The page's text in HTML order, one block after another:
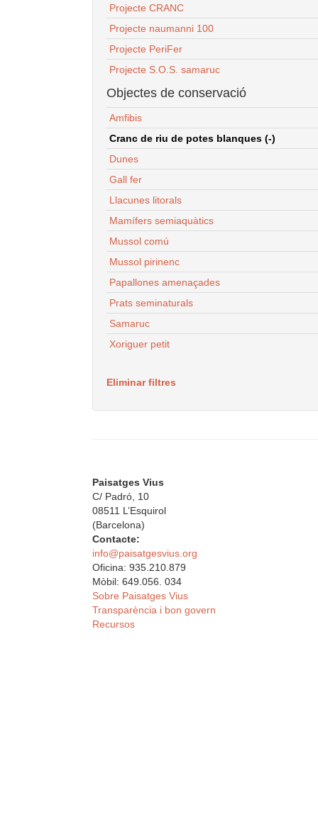
Projecte CRANC
Projecte naumanni 100
Projecte PeriFer
Projecte S.O.S. samaruc
Objectes de conservació
Amfibis
Cranc de riu de potes blanques (-)
Dunes
Gall fer
Llacunes litorals
Mamífers semiaquàtics
Mussol comú
Mussol pirinenc
Papallones amenaçades
Prats seminaturals
Samaruc
Xoriguer petit
Eliminar filtres
Paisatges Vius
C/ Padró, 10
08511 L’Esquirol
(Barcelona)
Contacte:
info@paisatgesvius.org
Oficina: 935.210.879
Mòbil: 649.056. 034
Sobre Paisatges Vius
Transparència i bon govern
Recursos